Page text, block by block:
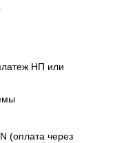
НП или
(оплата через